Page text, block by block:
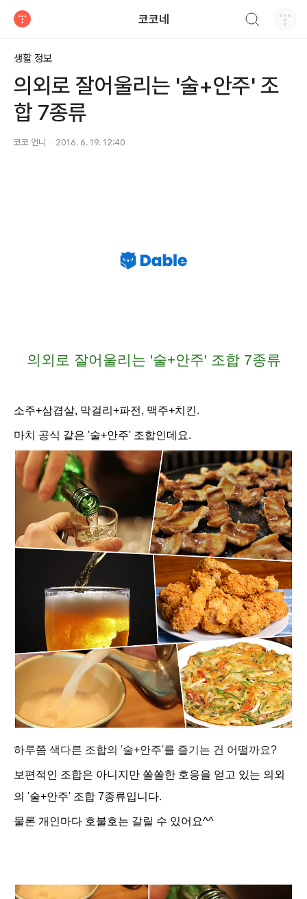
코코네
생활 정보
의외로 잘어울리는 '술+안주' 조
합 7종류
코코 언니 2016. 6. 19. 12:40
의외로 잘어울리는 '술+안주' 조합 7종류
소주+삼겹살, 막걸리+파전, 맥주+치킨.
마치 공식 같은 '술+안주' 조합인데요.
하루쯤 색다른 조합의 '술+안주'를 즐기는 건 어떨까요?
보편적인 조합은 아니지만 쏠쏠한 호응을 얻고 있는 의외
의 '술+안주' 조합 7종류입니다.
물론 개인마다 호불호는 갈릴 수 있어요^^